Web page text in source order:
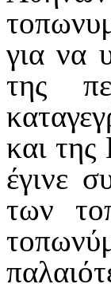
για να
της
και της
έγινε
των